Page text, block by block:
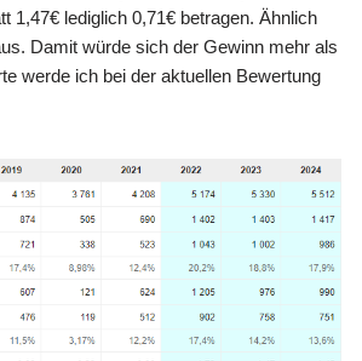
1,47€ lediglich 0,71€ betragen. Ähnlich
Damit würde sich der Gewinn mehr als
werde ich bei der aktuellen Bewertung